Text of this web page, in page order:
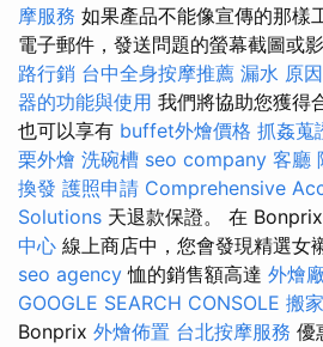
摩服務 如果產品不能像宣傳的那樣
電子郵件，發送問題的螢幕截圖或
路行銷 台中全身按摩推薦 漏水 原因
器的功能與使用 我們將協助您獲得
也可以享有 buffet外燴價格 抓姦蒐
栗外燴 洗碗槽 seo company 客廳
換發 護照申請 Comprehensive
Solutions 天退款保證。 在
中心 線上商店中，您會發現精選女
seo agency 恤的銷售額高達 外燴
GOOGLE SEARCH CONSOLE 搬
Bonprix 外燴佈置 台北按摩服務 優